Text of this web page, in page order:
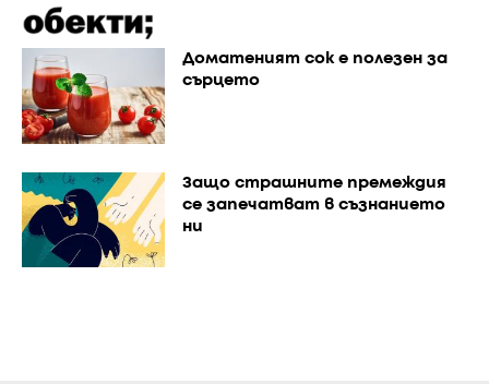
Доматеният сок е полезен за
сърцето
Защо страшните премеждия
се запечатват в съзнанието
ни